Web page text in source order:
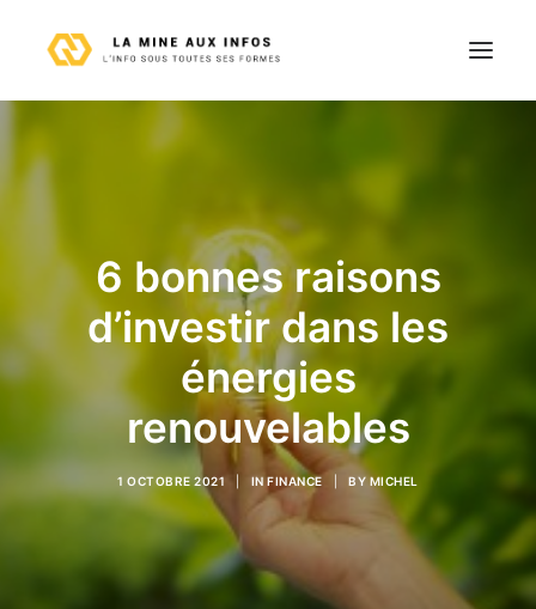
Astuces
Immobilier
Loisirs
Technologie
6 bonnes raisons
d’investir dans les
énergies
renouvelables
1 OCTOBRE 2021 INFINANCE BYMICHEL